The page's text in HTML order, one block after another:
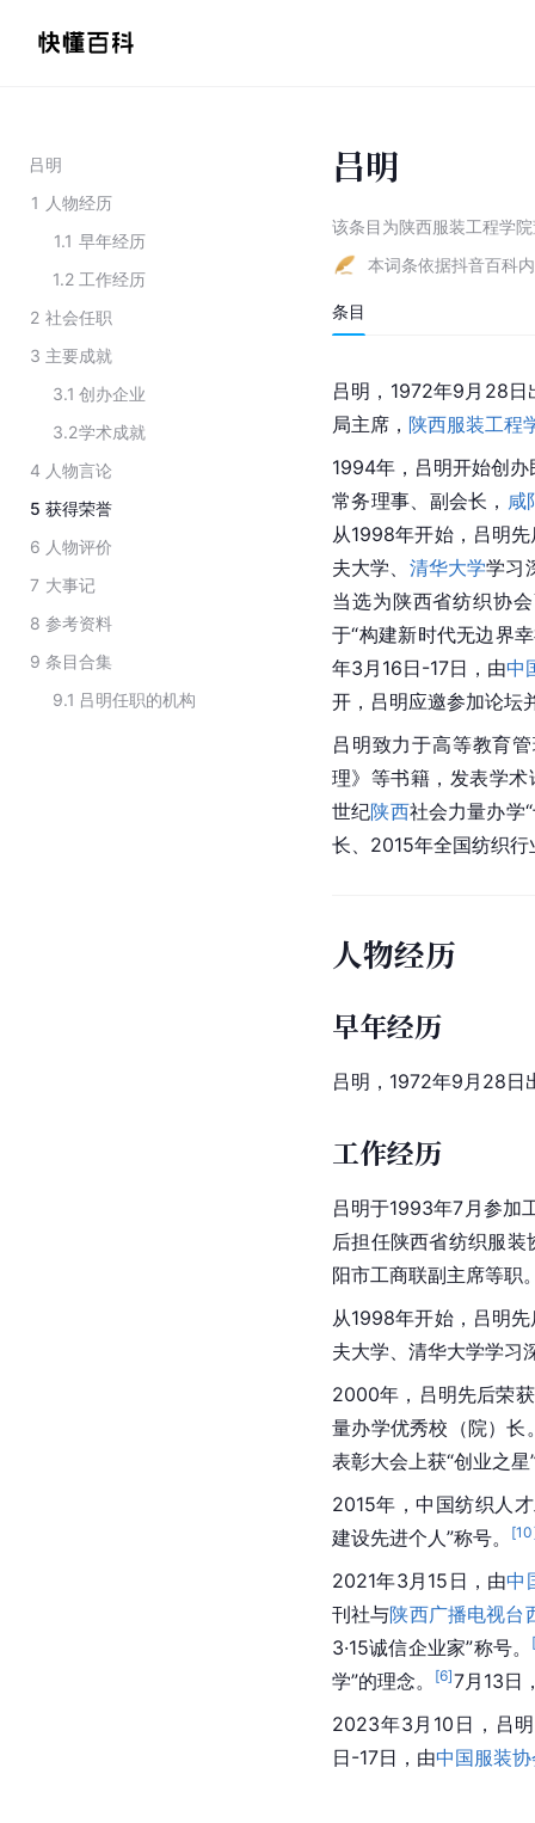
吕明
1 人物经历
1.1 早年经历
1.2 工作经历
2 社会任职
3 主要成就
3.1 创办企业
3.2学术成就
4 人物言论
5 获得荣誉
6 人物评价
7 大事记
8 参考资料
9 条目合集
9.1 吕明任职的机构
吕明
该条目为陕西服装工程学
本词条依据抖音百科
条目
吕明，1972年9月28
局主席， 陕西服装工程
1994年，吕明开始创
常务理事、副会长， 咸
从1998年开始，吕明
夫大学、 清华大学学习
当选为陕西省纺织协
于“构建新时代无边界
年3月16日-17日，由中
开，吕明应邀参加论坛
吕明致力于高等教育
理》等书籍，发表学
世纪陕西社会力量办学
长、2015年全国纺织
人物经历
早年经历
吕明，1972年9月28日
工作经历
吕明于1993年7月参加
后担任陕西省纺织服
阳市工商联副主席等职
从1998年开始，吕明
夫大学、 清华大学学习
2000年，吕明先后荣获
量办学优秀校（院）长
表彰大会上获“创业之星
2015年，中国纺织人
建设先进个人”称号。
[10
2021年3月15日，由中
刊社与陕西广播电视台
3·15诚信企业家”称号。
学”的理念。 [6]7月13日
2023年3月10日，吕
日-17日，由中国服装